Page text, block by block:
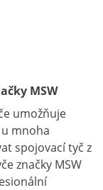
MSW
umožňuje
mnoha
spojovací tyč z
značky MSW